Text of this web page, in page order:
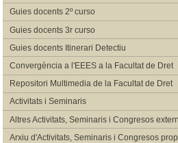
Guies docents 2º curso
Guies docents 3r curso
Guies docents Itinerari Detectiu
Convergència a l'EEES a la Facultat de Dret
Repositori Multimedia de la Facultat de Dret
Activitats i Seminaris
Altres Activitats, Seminaris i Congresos
Arxiu d'Activitats, Seminaris i Congresos